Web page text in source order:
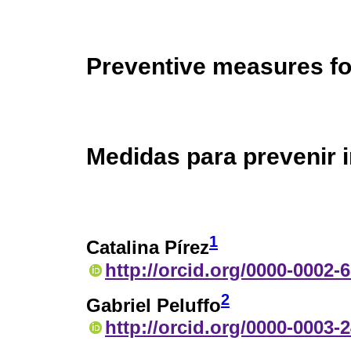
Preventive measures
Medidas para prevenir
Catalina Pírez1
http://orcid.org/0000-0002-
Gabriel Peluffo2
http://orcid.org/0000-0003-